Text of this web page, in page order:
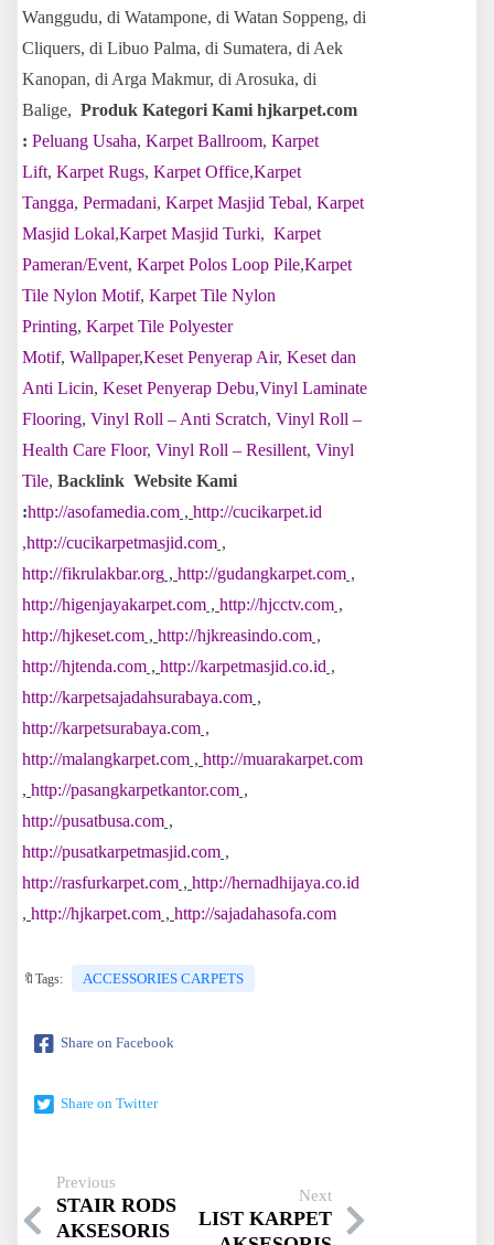
Wanggudu, di Watampone, di Watan Soppeng, di
Cliquers, di Libuo Palma, di Sumatera, di Aek
Kanopan, di Arga Makmur, di Arosuka, di
Balige, Produk Kategori Kami hjkarpet.com
: Peluang Usaha, Karpet Ballroom, Karpet
Lift, Karpet Rugs, Karpet Office,Karpet
Tangga, Permadani, Karpet Masjid Tebal, Karpet
Masjid Lokal,Karpet Masjid Turki, Karpet
Pameran/Event, Karpet Polos Loop Pile,Karpet
Tile Nylon Motif, Karpet Tile Nylon
Printing, Karpet Tile Polyester
Motif, Wallpaper,Keset Penyerap Air, Keset dan
Anti Licin, Keset Penyerap Debu,Vinyl Laminate
Flooring, Vinyl Roll – Anti Scratch, Vinyl Roll –
Health Care Floor, Vinyl Roll – Resillent, Vinyl
Tile, Backlink Website Kami
:http://asofamedia.com , http://cucikarpet.id
,http://cucikarpetmasjid.com ,
http://fikrulakbar.org , http://gudangkarpet.com ,
http://higenjayakarpet.com , http://hjcctv.com ,
http://hjkeset.com , http://hjkreasindo.com ,
http://hjtenda.com , http://karpetmasjid.co.id ,
http://karpetsajadahsurabaya.com ,
http://karpetsurabaya.com ,
http://malangkarpet.com , http://muarakarpet.com
, http://pasangkarpetkantor.com ,
http://pusatbusa.com ,
http://pusatkarpetmasjid.com ,
http://rasfurkarpet.com , http://hernadhijaya.co.id
, http://hjkarpet.com , http://sajadahasofa.com
🔖Tags: ACCESSORIES CARPETS
Share on Facebook
Share on Twitter
Previous
STAIR RODS
AKSESORIS
Next
LIST KARPET